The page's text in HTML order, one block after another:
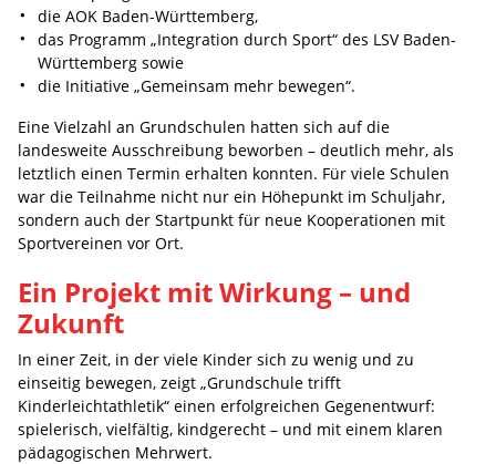
die AOK Baden-Württemberg,
das Programm „Integration durch Sport“ des LSV Baden-
Württemberg sowie
die Initiative „Gemeinsam mehr bewegen“.
Eine Vielzahl an Grundschulen hatten sich auf die
landesweite Ausschreibung beworben – deutlich mehr, als
letztlich einen Termin erhalten konnten. Für viele Schulen
war die Teilnahme nicht nur ein Höhepunkt im Schuljahr,
sondern auch der Startpunkt für neue Kooperationen mit
Sportvereinen vor Ort.
Ein Projekt mit Wirkung – und
Zukunft
In einer Zeit, in der viele Kinder sich zu wenig und zu
einseitig bewegen, zeigt „Grundschule trifft
Kinderleichtathletik“ einen erfolgreichen Gegenentwurf:
spielerisch, vielfältig, kindgerecht – und mit einem klaren
pädagogischen Mehrwert.